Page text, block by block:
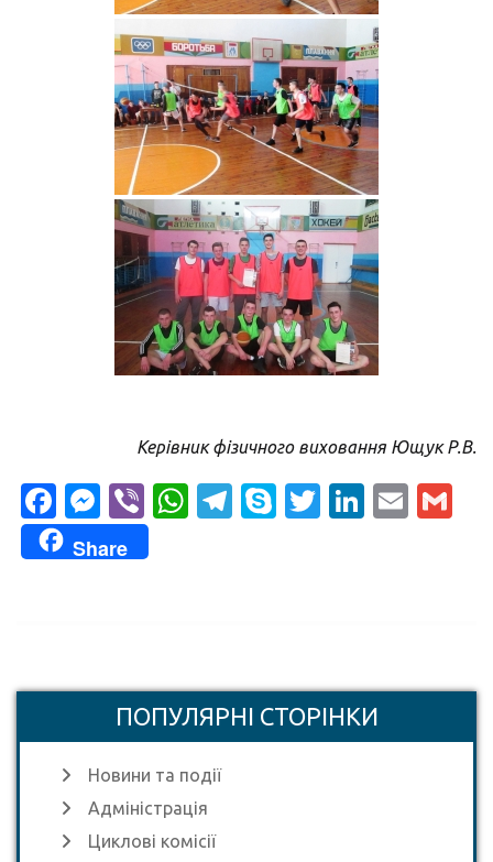
Керівник фізичного виховання Ющук Р.В.
Facebook
Messenger
ViberWhatsApp
Telegram
SkypeTwitterEmail
Share
ПОПУЛЯРНІ СТОРІНКИ
Новини та події
Адміністрація
Циклові комісії